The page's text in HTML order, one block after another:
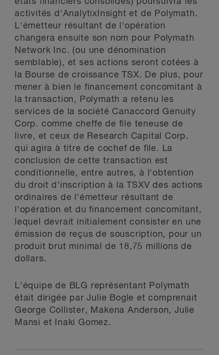
activités d'AnalytixInsight et de Polymath.
L'émetteur résultant de l'opération
changera ensuite son nom pour Polymath
Network Inc. (ou une dénomination
semblable), et ses actions seront cotées à
la Bourse de croissance TSX. De plus, pour
mener à bien le financement concomitant à
la transaction, Polymath a retenu les
services de la société Canaccord Genuity
Corp. comme cheffe de file teneuse de
livre, et ceux de Research Capital Corp.
qui agira à titre de cochef de file. La
conclusion de cette transaction est
conditionnelle, entre autres, à l'obtention
du droit d'inscription à la TSXV des actions
ordinaires de l'émetteur résultant de
l'opération et du financement concomitant,
lequel devrait initialement consister en une
émission de reçus de souscription, pour un
produit brut minimal de 18,75 millions de
dollars.
L'équipe de BLG représentant Polymath
était dirigée par Julie Bogle et comprenait
George Collister, Makena Anderson, Julie
Mansi et Inaki Gomez.